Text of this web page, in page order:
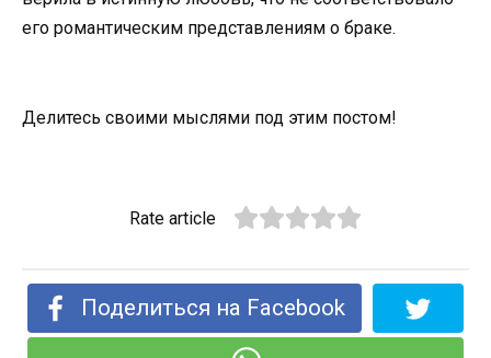
его романтическим представлениям о браке.
Делитесь своими мыслями под этим постом!
Rate article
Поделиться на Facebook